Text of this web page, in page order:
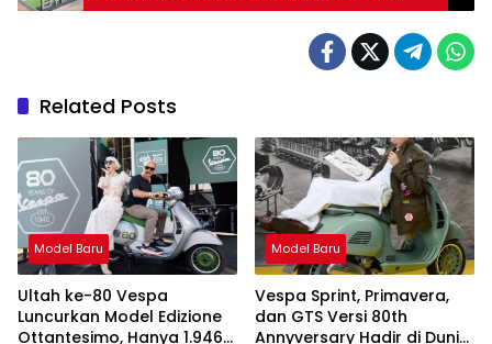
Related Posts
Model Baru
Ultah ke-80 Vespa
Luncurkan Model Edizione
Ottantesimo, Hanya 1.946
Model Baru
Vespa Sprint, Primavera,
dan GTS Versi 80th
Annyversary Hadir di Dunia,